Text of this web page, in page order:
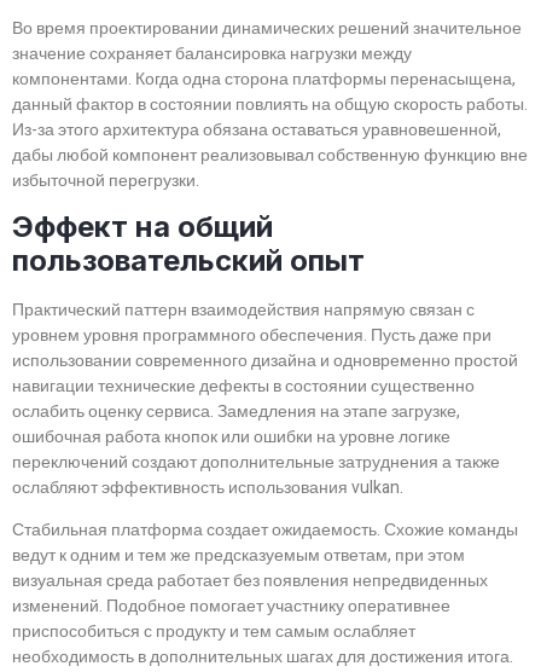
Во время проектировании динамических решений значительное
значение сохраняет балансировка нагрузки между
компонентами. Когда одна сторона платформы перенасыщена,
данный фактор в состоянии повлиять на общую скорость работы.
Из-за этого архитектура обязана оставаться уравновешенной,
дабы любой компонент реализовывал собственную функцию вне
избыточной перегрузки.
Эффект на общий
пользовательский опыт
Практический паттерн взаимодействия напрямую связан с
уровнем уровня программного обеспечения. Пусть даже при
использовании современного дизайна и одновременно простой
навигации технические дефекты в состоянии существенно
ослабить оценку сервиса. Замедления на этапе загрузке,
ошибочная работа кнопок или ошибки на уровне логике
переключений создают дополнительные затруднения а также
ослабляют эффективность использования vulkan.
Стабильная платформа создает ожидаемость. Схожие команды
ведут к одним и тем же предсказуемым ответам, при этом
визуальная среда работает без появления непредвиденных
изменений. Подобное помогает участнику оперативнее
приспособиться с продукту и тем самым ослабляет
необходимость в дополнительных шагах для достижения итога.